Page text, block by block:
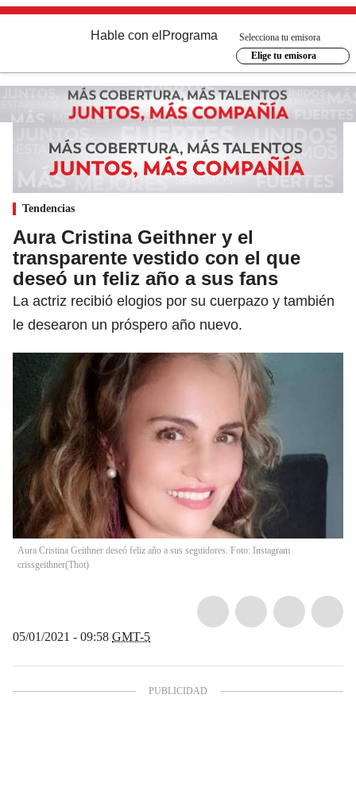
Hable con el Programa
Selecciona tu emisora
Elige tu emisora
Tendencias
Aura Cristina Geithner y el
transparente vestido con el que
deseó un feliz año a sus fans
La actriz recibió elogios por su cuerpazo y también
le desearon un próspero año nuevo.
Aura Cristina Geithner deseó feliz año a sus seguidores. Foto: Instagram
crissgeithner(Thot)
05/01/2021 - 09:58 GMT-5